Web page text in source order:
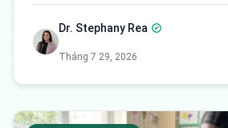
Dr. Stephany Rea
Tháng 7 29, 2026